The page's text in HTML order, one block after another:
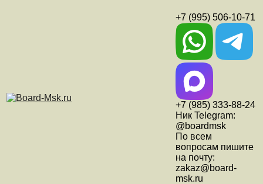
+7 (995) 506-10-71
+7 (985) 333-88-24
Ник Telegram:
@boardmsk
По всем
вопросам пишите
на почту:
zakaz@board-
msk.ru